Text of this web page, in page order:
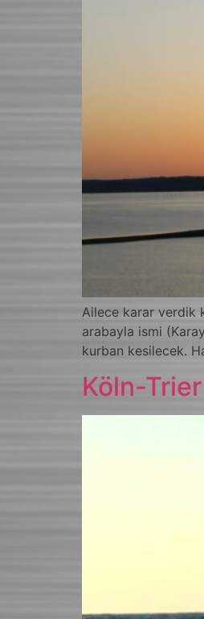
Ailece karar verdik
arabayla ismi
kurban kesilecek.
Köln-Trier